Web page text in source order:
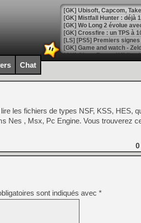
[GK] Mistfall Hunter : déjà
[GK] Wo Long 2 évolue
[GK] Crossfire : un TPS à
[LS] [PS5] Premiers
[Mo5] DOOM arrive en
[GK] Bethesda fête les 30
[GK] Roblox : l'action en
[GK] Agenda - GeForce
[GK] Devolver Digital en a
[LS] [PS5] ps5-y2jb-
[GK] Pourquoi Marvel
[GK] Test : Restory : Chill
[GK] GTA 6 : Rockstar
[GK] Hot Wheels Infinite
[GK] Mémoire cash -
[GK] Résultats Nintendo :
Chat
les fichiers de types NSF, KSS, HES,
Nes , Msx, Pc Engine. Vous trouverez
0
sont indiqués avec *